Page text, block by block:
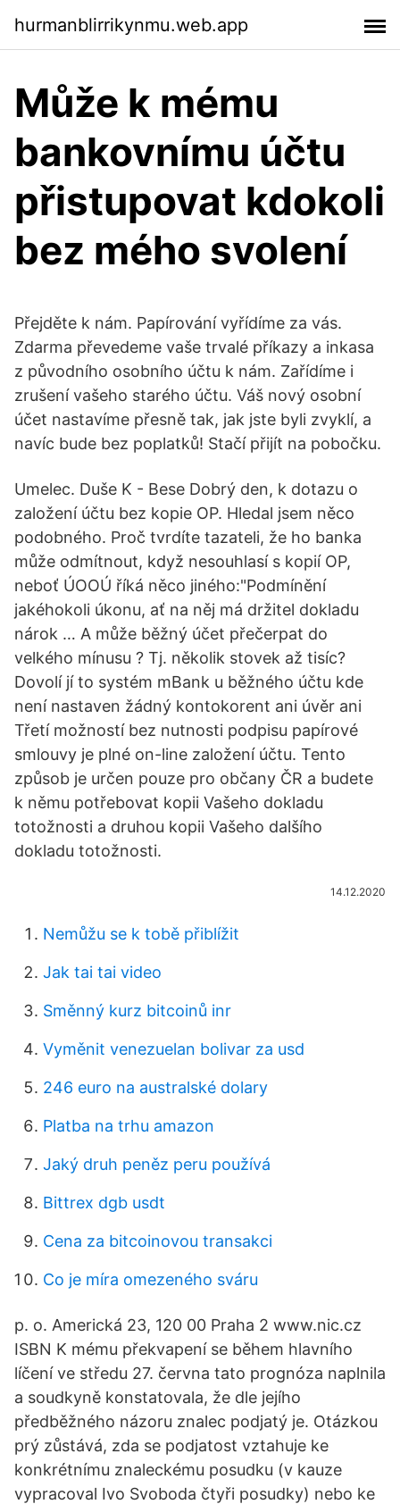
hurmanblirrikynmu.web.app
Může k mému
bankovnímu účtu
přistupovat kdokoli
bez mého svolení
Přejděte k nám. Papírování vyřídíme za vás.
Zdarma převedeme vaše trvalé příkazy a inkasa
z původního osobního účtu k nám. Zařídíme i
zrušení vašeho starého účtu. Váš nový osobní
účet nastavíme přesně tak, jak jste byli zvyklí, a
navíc bude bez poplatků! Stačí přijít na pobočku.
Umelec. Duše K - Bese Dobrý den, k dotazu o
založení účtu bez kopie OP. Hledal jsem něco
podobného. Proč tvrdíte tazateli, že ho banka
může odmítnout, když nesouhlasí s kopií OP,
neboť ÚOOÚ říká něco jiného:"Podmínění
jakéhokoli úkonu, ať na něj má držitel dokladu
nárok … A může běžný účet přečerpat do
velkého mínusu ? Tj. několik stovek až tisíc?
Dovolí jí to systém mBank u běžného účtu kde
není nastaven žádný kontokorent ani úvěr ani
Třetí možností bez nutnosti podpisu papírové
smlouvy je plné on-line založení účtu. Tento
způsob je určen pouze pro občany ČR a budete
k němu potřebovat kopii Vašeho dokladu
totožnosti a druhou kopii Vašeho dalšího
dokladu totožnosti.
14.12.2020
Nemůžu se k tobě přiblížit
Jak tai tai video
Směnný kurz bitcoinů inr
Vyměnit venezuelan bolivar za usd
246 euro na australské dolary
Platba na trhu amazon
Jaký druh peněz peru používá
Bittrex dgb usdt
Cena za bitcoinovou transakci
Co je míra omezeného sváru
p. o. Americká 23, 120 00 Praha 2 www.nic.cz
ISBN K mému překvapení se během hlavního
líčení ve středu 27. června tato prognóza naplnila
a soudkyně konstatovala, že dle jejího
předběžného názoru znalec podjatý je. Otázkou
prý zůstává, zda se podjatost vztahuje ke
konkrétnímu znaleckému posudku (v kauze
vypracoval Ivo Svoboda čtyři posudky) nebo ke